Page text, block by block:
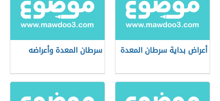
أعراض بداية سرطان المعدة سرطان المعدة وأعراضه